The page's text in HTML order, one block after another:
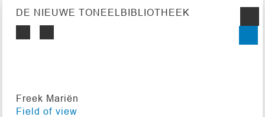
DE NIEUWE TONEELBIBLIOTHEEK
Freek Mariën
Field of view